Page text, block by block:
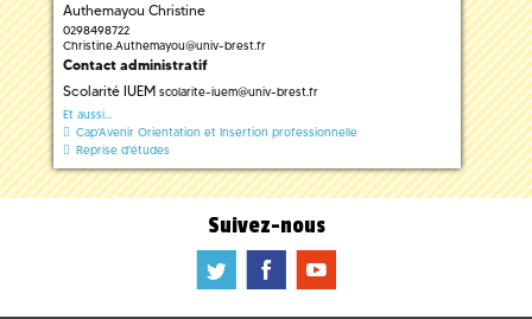
Authemayou Christine
0298498722
Christine.Authemayou@univ-brest.fr
Contact administratif
Scolarité IUEM scolarite-iuem@univ-brest.fr
Et aussi...
Cap'Avenir Orientation et Insertion professionnelle
Reprise d'études
Suivez-nous
a b f